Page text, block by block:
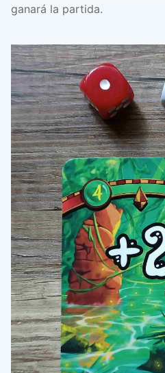
ganará la partida.